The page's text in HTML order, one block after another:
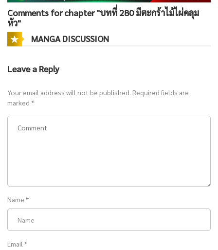
Comments for chapter "บทที่ 280 มีตะกร้าไม้ไผ่คลุม
หัว"
MANGA DISCUSSION
Leave a Reply
Your email address will not be published. Required fields are
marked *
Name *
Email *